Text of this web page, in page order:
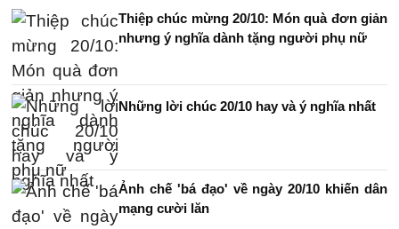
Thiệp chúc mừng 20/10: Món quà đơn giản
nhưng ý nghĩa dành tặng người phụ nữ
Những lời chúc 20/10 hay và ý nghĩa nhất
Ảnh chế 'bá đạo' về ngày 20/10 khiến dân
mạng cười lăn